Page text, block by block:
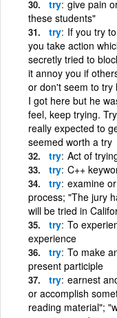
try give pain
these students"
try If you try
you take action
secretly tried to
it annoy you if
or don't seem to try
I got here but he
feel, keep trying.
really expected to
seemed worth a try
try Act of
try C++
try examine
process; "The jury
will be tried in
try To
experience
try To make
present participle
try earnest
or accomplish
reading material";